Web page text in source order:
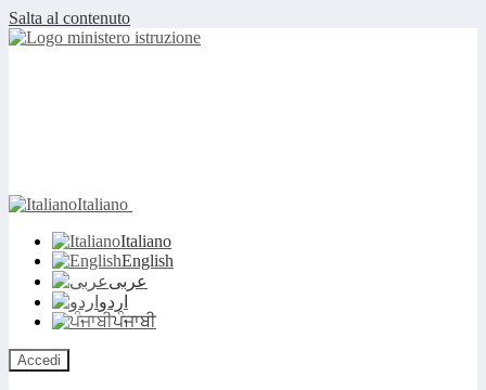
Salta al contenuto
Italiano
Italiano
English
عربى
اردو
ਪੰਜਾਬੀ
Accedi